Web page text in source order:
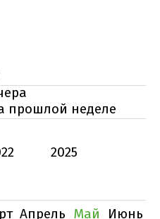
прошлой неделе
2025
Апрель Май
Июнь